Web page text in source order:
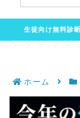
生徒向け無料診
ホーム